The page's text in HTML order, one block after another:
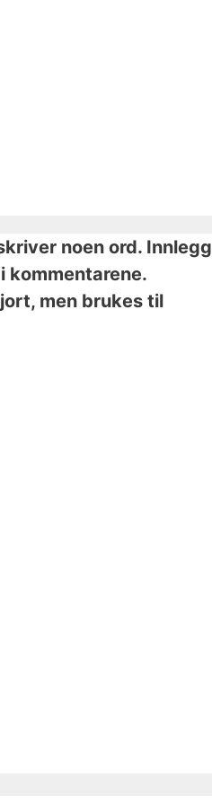
noen ord. Innlegg
kommentarene.
men brukes til